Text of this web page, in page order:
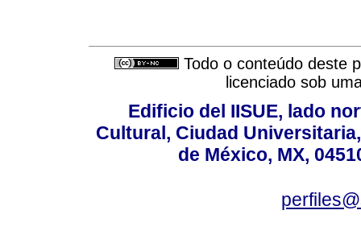
Todo o conteúdo deste
licenciado sob
Edificio del IISUE, lado
Cultural, Ciudad
de México, MX,